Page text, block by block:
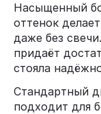
Насыщенный
оттенок
даже без
придаёт
стояла
Стандартный
подходит для